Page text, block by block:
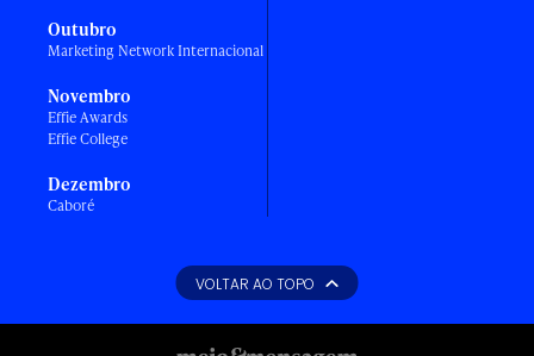
Outubro
Marketing Network Internacional
Novembro
Effie Awards
Effie College
Dezembro
Caboré
VOLTAR AO TOPO